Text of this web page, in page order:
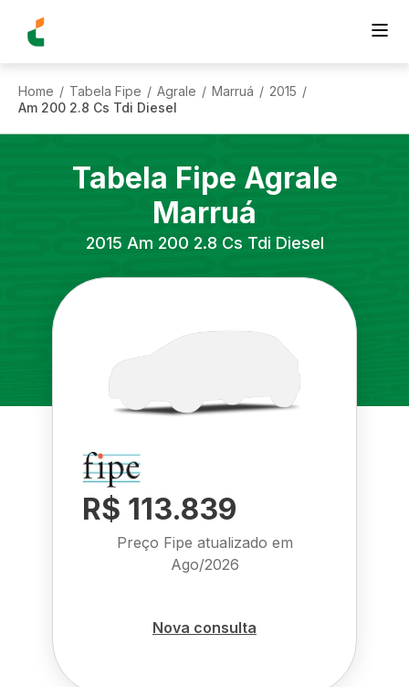
Home / Tabela Fipe / Agrale / Marruá / 2015 /
Am 200 2.8 Cs Tdi Diesel
Tabela Fipe Agrale
Marruá
2015 Am 200 2.8 Cs Tdi Diesel
R$ 113.839
Preço Fipe atualizado em
Ago/2026
Nova consulta